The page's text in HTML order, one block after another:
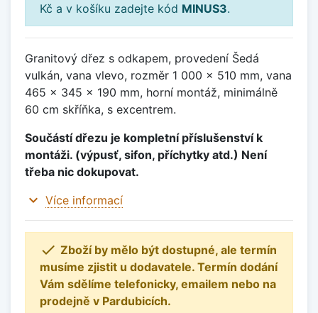
Kč a v košíku zadejte kód MINUS3.
Granitový dřez s odkapem, provedení Šedá
vulkán, vana vlevo, rozměr 1 000 x 510 mm, vana
465 x 345 x 190 mm, horní montáž, minimálně
60 cm skříňka, s excentrem.
Součástí dřezu je kompletní příslušenství k
montáži. (výpusť, sifon, příchytky atd.) Není
třeba nic dokupovat.
expand_more Více informací
 Zboží by mělo být dostupné, ale termín
musíme zjistit u dodavatele. Termín dodání
Vám sdělíme telefonicky, emailem nebo na
prodejně v Pardubicích.